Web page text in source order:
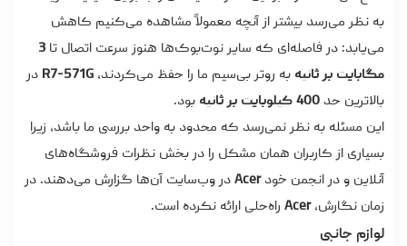
به نظر می‌رسد بیشتر از آنچه معمولاً مشاهده می‌کنیم کاهش
می‌یابد: در فاصله‌ای که سایر نوت‌بوک‌ها هنوز سرعت اتصال تا 3
مگابایت بر ثانیه به روتر بی‌سیم ما را حفظ می‌کردند، R7-571G در
بالاترین حد 400 کیلوبایت بر ثانیه
بود.
این مسئله به نظر نمی‌رسد که محدود به واحد بررسی ما باشد، زیرا
بسیاری از کاربران همان مشکل را در بخش نظرات فروشگاه‌های
آنلاین و در انجمن خودAcer در وب‌سایت آن‌ها گزارش می‌دهند. در
زمان نگارش،Acer راه‌حلی ارائه نکرده است.
لوازم جانبی